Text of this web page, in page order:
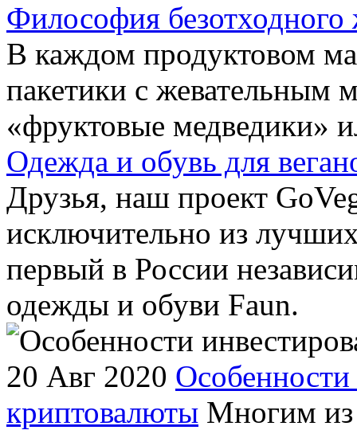
Философия безотходного
В каждом продуктовом
пакетики с жевательным
«фруктовые медведики»
Одежда и обувь для
Друзья, наш проект
исключительно из
первый в России
одежды и обуви Faun.
20 Авг 2020 Особенности
криптовалюты Многим из